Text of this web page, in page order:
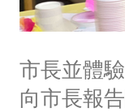
市長並體
向市長報